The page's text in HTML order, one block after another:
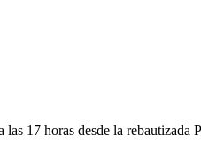
17 horas desde la rebautizada